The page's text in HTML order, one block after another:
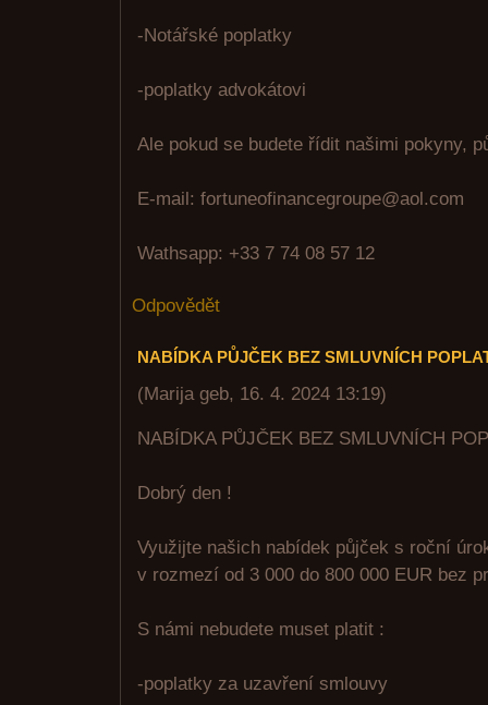
-Notářské poplatky
-poplatky advokátovi
Ale pokud se budete řídit našimi pokyny,
E-mail: fortuneofinancegroupe@aol.com
Wathsapp: +33 7 74 08 57 12
Odpovědět
NABÍDKA PŮJČEK BEZ SMLUVNÍCH
(Marija geb, 16. 4. 2024 13:19)
NABÍDKA PŮJČEK BEZ SMLUVNÍCH
Dobrý den !
Využijte našich nabídek půjček s roční
v rozmezí od 3 000 do 800 000 EUR bez
S námi nebudete muset platit :
-poplatky za uzavření smlouvy